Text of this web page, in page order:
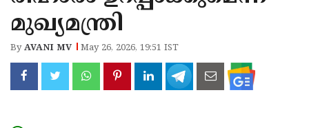
മുഖ്യമന്ത്രി
ByAVANI MV May 26, 2026, 19:51 IST